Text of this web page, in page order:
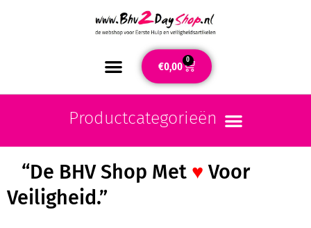
€0,00 0
“De BHV Shop Met ♥ Voor
Veiligheid.”